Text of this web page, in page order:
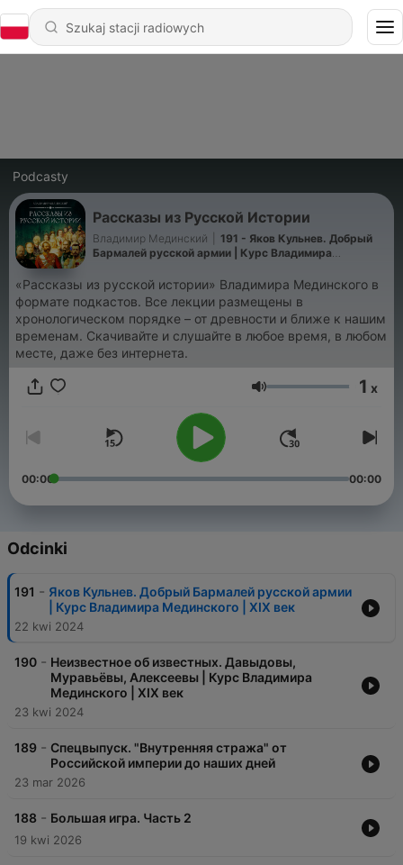
Podcasty
Рассказы из Русской Истории
Владимир Мединский
191 - Яков Кульнев. Добрый
Бармалей русской армии | Курс Владимира
«Рассказы из русской истории» Владимира Мединского в
формате подкастов. Все лекции размещены в
хронологическом порядке – от древности и ближе к нашим
временам. Скачивайте и слушайте в любое время, в любом
месте, даже без интернета.
Głośność 1 x
00:00 00:00
Odcinki
191 - Яков Кульнев. Добрый Бармалей русской армии
| Курс Владимира Мединского | XIX век
22 kwi 2024
190 - Неизвестное об известных. Давыдовы,
Муравьёвы, Алексеевы | Курс Владимира
Мединского | XIX век
23 kwi 2024
189 - Спецвыпуск. "Внутренняя стража" от
Российской империи до наших дней
23 mar 2026
188 - Большая игра. Часть 2
19 kwi 2026